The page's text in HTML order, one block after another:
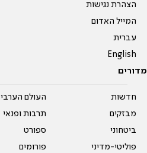
הצהרת נגישות
המייל האדום
עברית
English
מדורים
חדשות
מבזקים
ביטחוני
פוליטי-מדיני
העולם הערבי
תרבות ופנאי
ספורט
פורומים